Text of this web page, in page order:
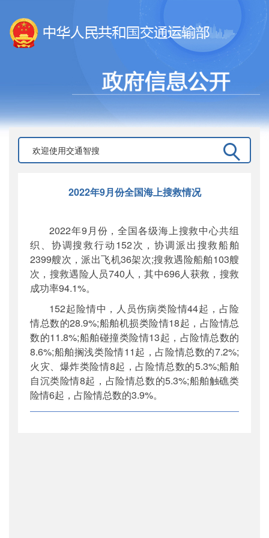
2022年9月份全国海上搜救情况
2022年9月份，全国各级海上搜救中心共组
织、协调搜救行动152次，协调派出搜救船舶
2399艘次，派出飞机36架次;搜救遇险船舶103艘
次，搜救遇险人员740人，其中696人获救，搜救
成功率94.1%。
152起险情中，人员伤病类险情44起，占险
情总数的28.9%;船舶机损类险情18起，占险情总
数的11.8%;船舶碰撞类险情13起，占险情总数的
8.6%;船舶搁浅类险情11起，占险情总数的7.2%;
火灾、爆炸类险情8起，占险情总数的5.3%;船舶
自沉类险情8起，占险情总数的5.3%;船舶触礁类
险情6起，占险情总数的3.9%。